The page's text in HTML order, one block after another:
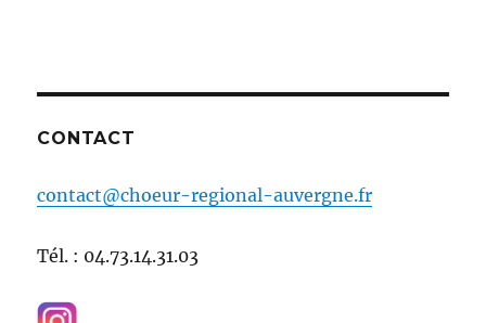
CONTACT
contact@choeur-regional-auvergne.fr
Tél. : 04.73.14.31.03